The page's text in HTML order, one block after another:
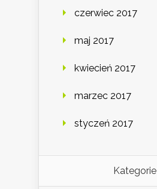
czerwiec 2017
maj 2017
kwiecień 2017
marzec 2017
styczeń 2017
Kategorie